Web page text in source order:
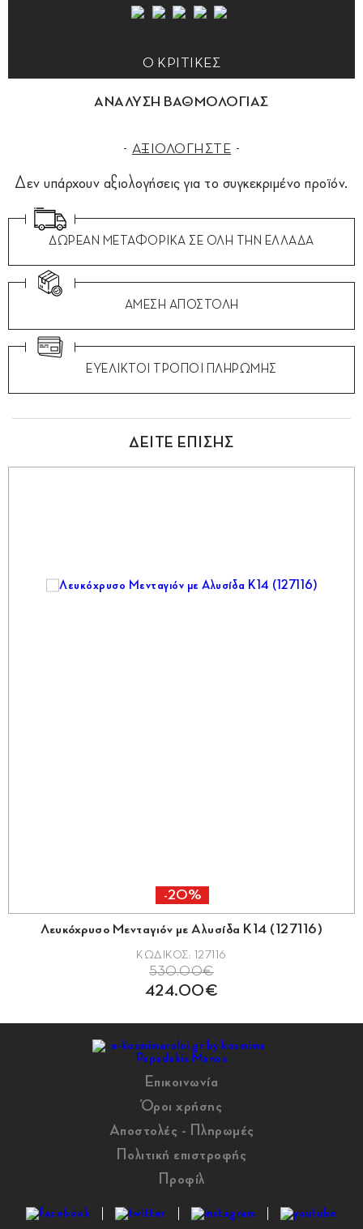
0 ΚΡΙΤΙΚΕΣ
ΑΝΑΛΥΣΗ ΒΑΘΜΟΛΟΓΙΑΣ
ΑΞΙΟΛΟΓΗΣΤΕ
Δεν υπάρχουν αξιολογήσεις για το συγκεκριμένο προϊόν.
ΔΩΡΕΑΝ ΜΕΤΑΦΟΡΙΚΑ ΣΕ ΟΛΗ ΤΗΝ ΕΛΛΑΔΑ
ΑΜΕΣΗ ΑΠΟΣΤΟΛΗ
ΕΥΕΛΙΚΤΟΙ ΤΡΟΠΟΙ ΠΛΗΡΩΜΗΣ
ΔΕΙΤΕ ΕΠΙΣΗΣ
-20%
Λευκόχρυσο Μενταγιόν με Αλυσίδα Κ14 (127116)
ΚΩΔΙΚΟΣ: 127116
530.00€
424.00€
Επικοινωνία
Όροι χρήσης
Αποστολές - Πληρωμές
Πολιτική επιστροφής
Προφίλ